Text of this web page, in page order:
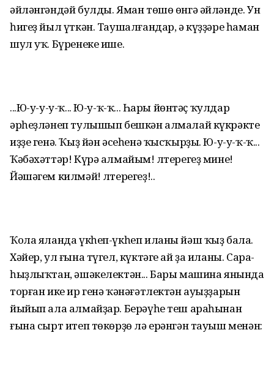
әйләнгәндәй булды. Яман төшө өнгә әйләнде. Ун
һигеҙ йыл үткән. Таушалғандар, ә күҙҙәре һаман
шул уҡ. Бүренеке ише.
...Ю-у-у-у-ҡ... Ю-у-ҡ-ҡ... Һары йөнтәҫ ҡулдар
әрһеҙләнеп тулышып бешкән алмалай күкрәкте
иҙҙе генә. Ҡыҙ йән әсеһенә ҡысҡырҙы. Ю-у-у-ҡ-ҡ...
Ҡәбәхәттәр! Күрә алмайым! Үлтерегеҙ мине!
Йәшәгем килмәй! Үлтерегеҙ!..
Ҡола яланда үкһеп-үкһеп иланы йәш ҡыҙ бала.
Хәйер, ул ғына түгел, күктәге ай ҙа иланы. Сара-
һыҙлыҡтан, әшәкелектән... Бары машина янында
торған ике ир генә ҡәнәғәтлектән ауыҙҙарын
йыйып ала алмайҙар. Берәүһе теш араһынан
ғына сырт итеп төкөрҙө лә ерәнгән тауыш менән: